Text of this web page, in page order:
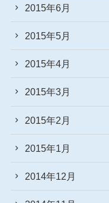
2015年6月
2015年5月
2015年4月
2015年3月
2015年2月
2015年1月
2014年12月